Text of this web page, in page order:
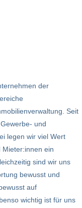
der
Seit
und
legen wir viel Wert
ein
sind wir uns
bewusst und
auf
wichtig ist für uns